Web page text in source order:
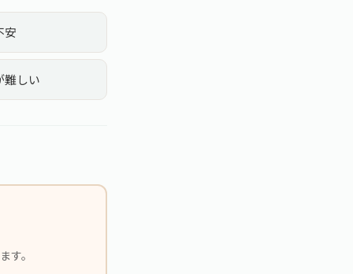
安
難しい
す。